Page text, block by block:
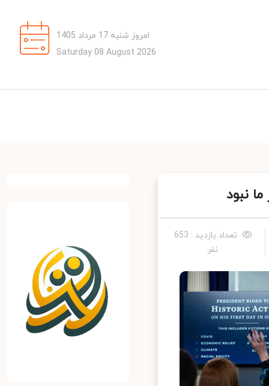
امروز شنبه 17 مرداد 1405
Saturday 08 August 2026
نبود
تعداد بازدید : 653
نفر